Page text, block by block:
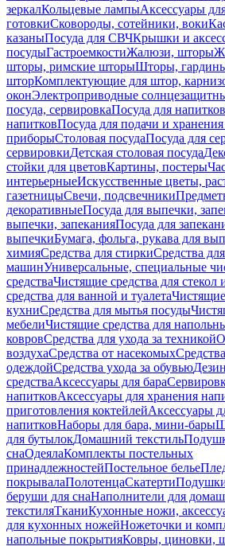
зеркалКольцевые лампыАксессуары
готовкиСковороды, сотейники, воки
казаныПосуда для СВЧКрышки и
посудыГастроемкостиЖалюзи, шторы
шторы, римские шторыШторы,
шторКомплектующие для штор,
оконЭлектроприводные
посуда, сервировкаПосуда для напитков
напитковПосуда для подачи и
приборыСтоловая посудаПосуда для
сервировкиДетская столовая посуда
стойки для цветовКартины, постеры
интерьерныеИскусственные цветы,
газетницыСвечи, подсвечники
декоративныеПосуда для выпечки,
выпечки, запеканияПосуда для
выпечкиБумага, фольга, рукава для
химияСредства для стиркиСредства
машинУниверсальные, специальные
средстваЧистящие средства для стекол
средства для ванной и туалета
кухниСредства для мытья посуды
мебелиЧистящие средства для
ковровСредства для ухода за техникой
воздухаСредства от насекомых
одеждойСредства ухода за обувью
средстваАксессуары для бара
напитковАксессуары для хранения
приготовления коктейлейАксессуары
напитковНаборы для бара, мини-бары
для бутылокДомашний текстиль
снаОдеялаКомплекты постельных
принадлежностейПостельное белье
покрывалаПолотенцаСкатерти
беруши для снаНаполнители для
текстиляТканиКухонные ножи,
для кухонных ножейНожеточки и
напольные покрытияКовры, циновки,